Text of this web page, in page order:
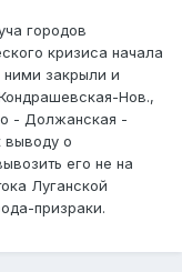
городов
кризиса начала
закрыли и
Нов.,
- Должанская -
выводу о
его не на
Луганской
призраки.